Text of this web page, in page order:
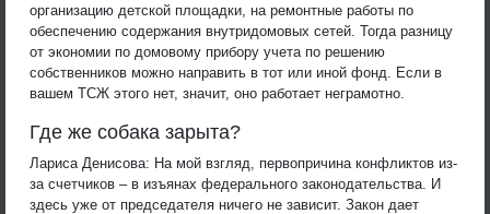
организацию детской площадки, на ремонтные работы по
обеспечению содержания внутридомовых сетей. Тогда разницу
от экономии по домовому прибору учета по решению
собственников можно направить в тот или иной фонд. Если в
вашем ТСЖ этого нет, значит, оно работает неграмотно.
Где же собака зарыта?
Лариса Денисова: На мой взгляд, первопричина конфликтов из-
за счетчиков – в изъянах федерального законодательства. И
здесь уже от председателя ничего не зависит. Закон дает